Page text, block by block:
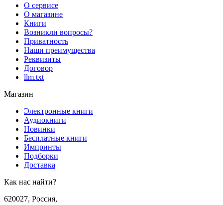
О сервисе
О магазине
Книги
Возникли вопросы?
Приватность
Наши преимущества
Реквизиты
Договор
llm.txt
Магазин
Электронные книги
Аудиокниги
Новинки
Бесплатные книги
Импринты
Подборки
Доставка
Как нас найти?
620027, Россия,